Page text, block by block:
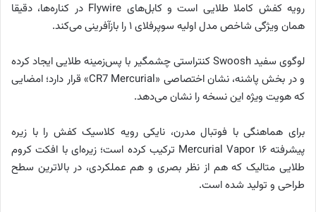
رویه کفش کاملا طلایی است و کابل‌های Flywire در کناره‌ها، دقیقا
همان ویژگی شاخص مدل اولیه سوپرفلای ۱ را بازآفرینی می‌کند.
لوگوی سفید Swoosh کنتراستی چشمگیر با پس‌زمینه طلایی ایجاد کرده
و در بخش پاشنه، نشان اختصاصی «CR7 Mercurial» قرار دارد؛ امضایی
که هویت ویژه این نسخه را نشان می‌دهد.
برای هماهنگی با فوتبال مدرن، نایکی رویه کلاسیک کفش را با زیره
پیشرفته Mercurial Vapor ۱۶ ترکیب کرده است؛ زیره‌ای با افکت کروم
طلایی متالیک که هم از نظر بصری و هم عملکردی، در بالاترین سطح
طراحی و تولید شده است.